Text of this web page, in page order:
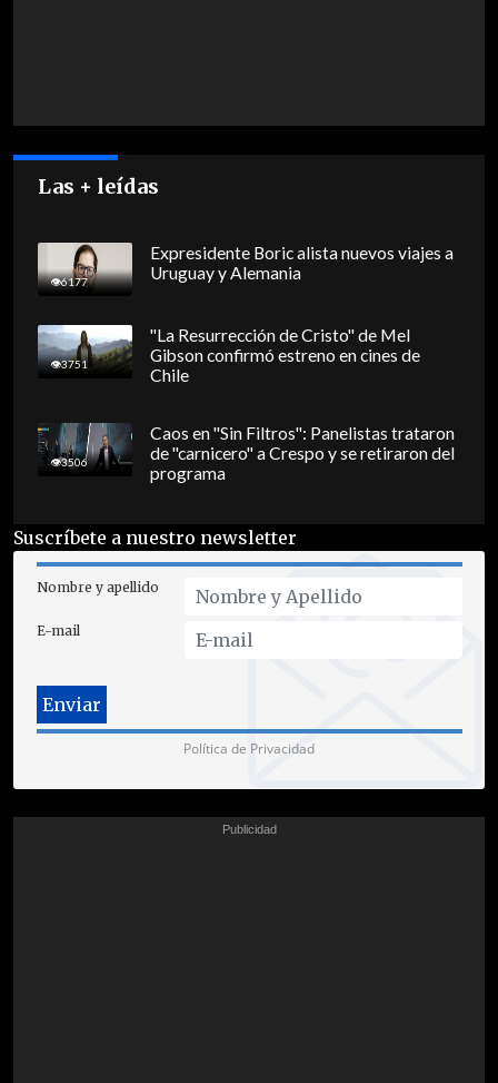
Las + leídas
6177
Expresidente Boric alista nuevos viajes a
Uruguay y Alemania
3751
"La Resurrección de Cristo" de Mel
Gibson confirmó estreno en cines de
Chile
3506
Caos en "Sin Filtros": Panelistas trataron
de "carnicero" a Crespo y se retiraron del
programa
Suscríbete a nuestro newsletter
Nombre y apellido
E-mail
Política de Privacidad